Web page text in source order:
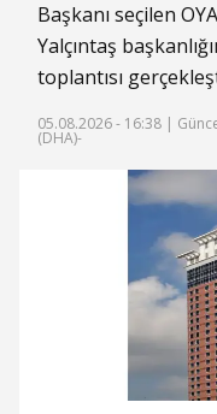
Başkanı seçilen
Yalçıntaş
toplantısı
05.08.2026 - 16:38 |
(DHA)-